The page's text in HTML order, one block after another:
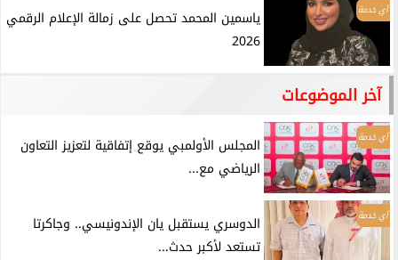
أي خدمة
ياسمين المحمد تحصل على زمالة الإعلام الرقمي
2026
آخر الموضوعات
أي خدمة
المجلس الأولمبي يوقع إتفاقية لتعزيز التعاون
الرياضي مع...
أي خدمة
الدوسري يستقبل يان الإندونيسي.. وجاكرتا
تستعد لأكبر حدث...